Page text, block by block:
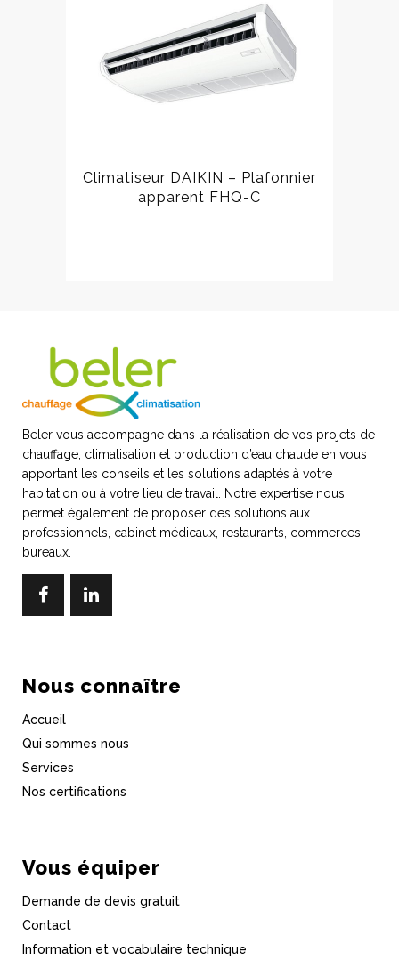
Climatiseur DAIKIN – Plafonnier
apparent FHQ-C
Beler vous accompagne dans la réalisation de vos projets de
chauffage, climatisation et production d’eau chaude en vous
apportant les conseils et les solutions adaptés à votre
habitation ou à votre lieu de travail. Notre expertise nous
permet également de proposer des solutions aux
professionnels, cabinet médicaux, restaurants, commerces,
bureaux.
Nous connaître
Accueil
Qui sommes nous
Services
Nos certifications
Vous équiper
Demande de devis gratuit
Contact
Information et vocabulaire technique